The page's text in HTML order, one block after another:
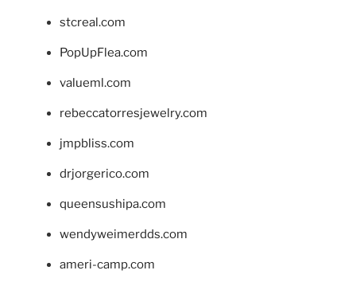
stcreal.com
PopUpFlea.com
valueml.com
rebeccatorresjewelry.com
jmpbliss.com
drjorgerico.com
queensushipa.com
wendyweimerdds.com
ameri-camp.com